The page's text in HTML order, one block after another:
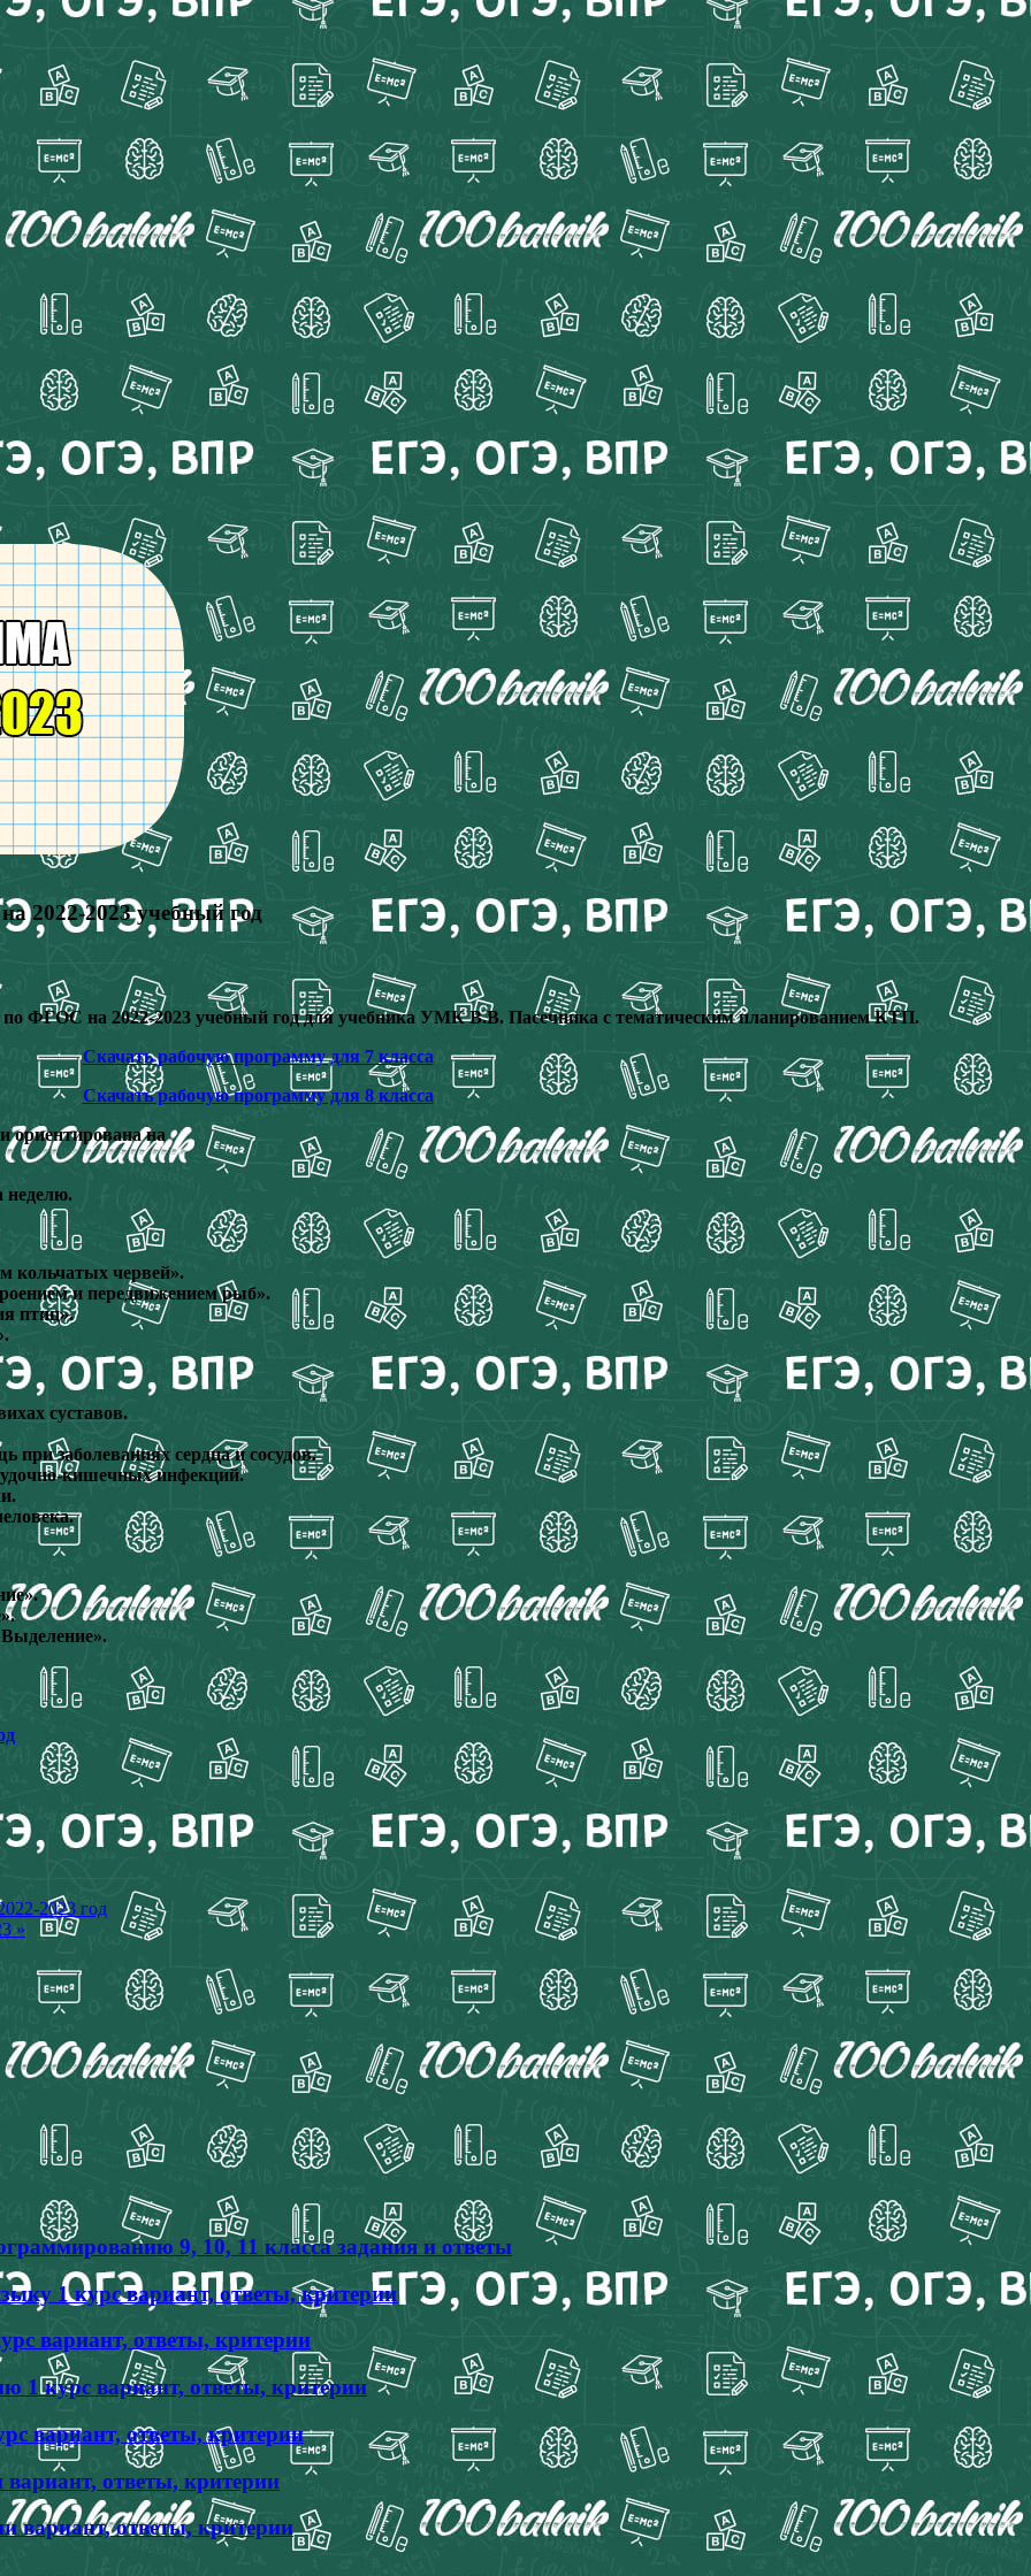
2022-2023 учебный год
по ФГОС на 2022-2023 учебный год для учебника УМК В.В. Пасечника с тематическим планированием КТП.
Скачать рабочую программу для 7 класса
Скачать рабочую программу для 8 класса
ориентирована на
неделю.
кольчатых червей».
и передвижением рыб».
птиц».
суставов.
при заболеваниях сердца и сосудов.
кишечных инфекций.
2023 год
»
9, 10, 11 класса задания и ответы
1 курс вариант, ответы, критерии
вариант, ответы, критерии
1 курс вариант, ответы, критерии
вариант, ответы, критерии
ответы, критерии
вариант, ответы, критерии